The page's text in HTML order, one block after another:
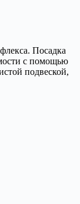
Посадка
с помощью
подвеской,